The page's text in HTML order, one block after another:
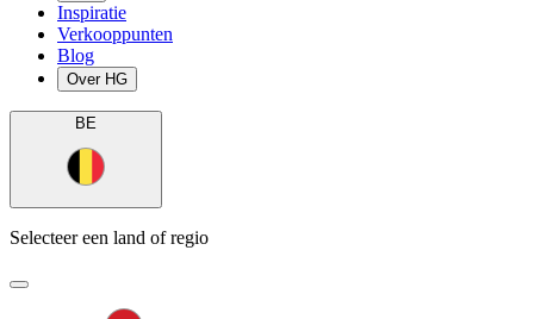
Inspiratie
Verkooppunten
Blog
Over HG
BE
Selecteer een land of regio